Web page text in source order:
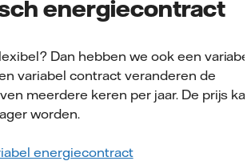
energiecontract
Dan hebben we ook een
variabel contract veranderen de
meerdere keren per jaar. De prijs
worden.
energiecontract